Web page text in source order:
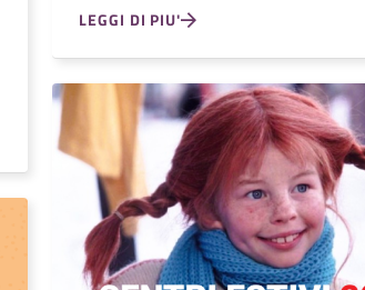
LEGGI DI PIU'